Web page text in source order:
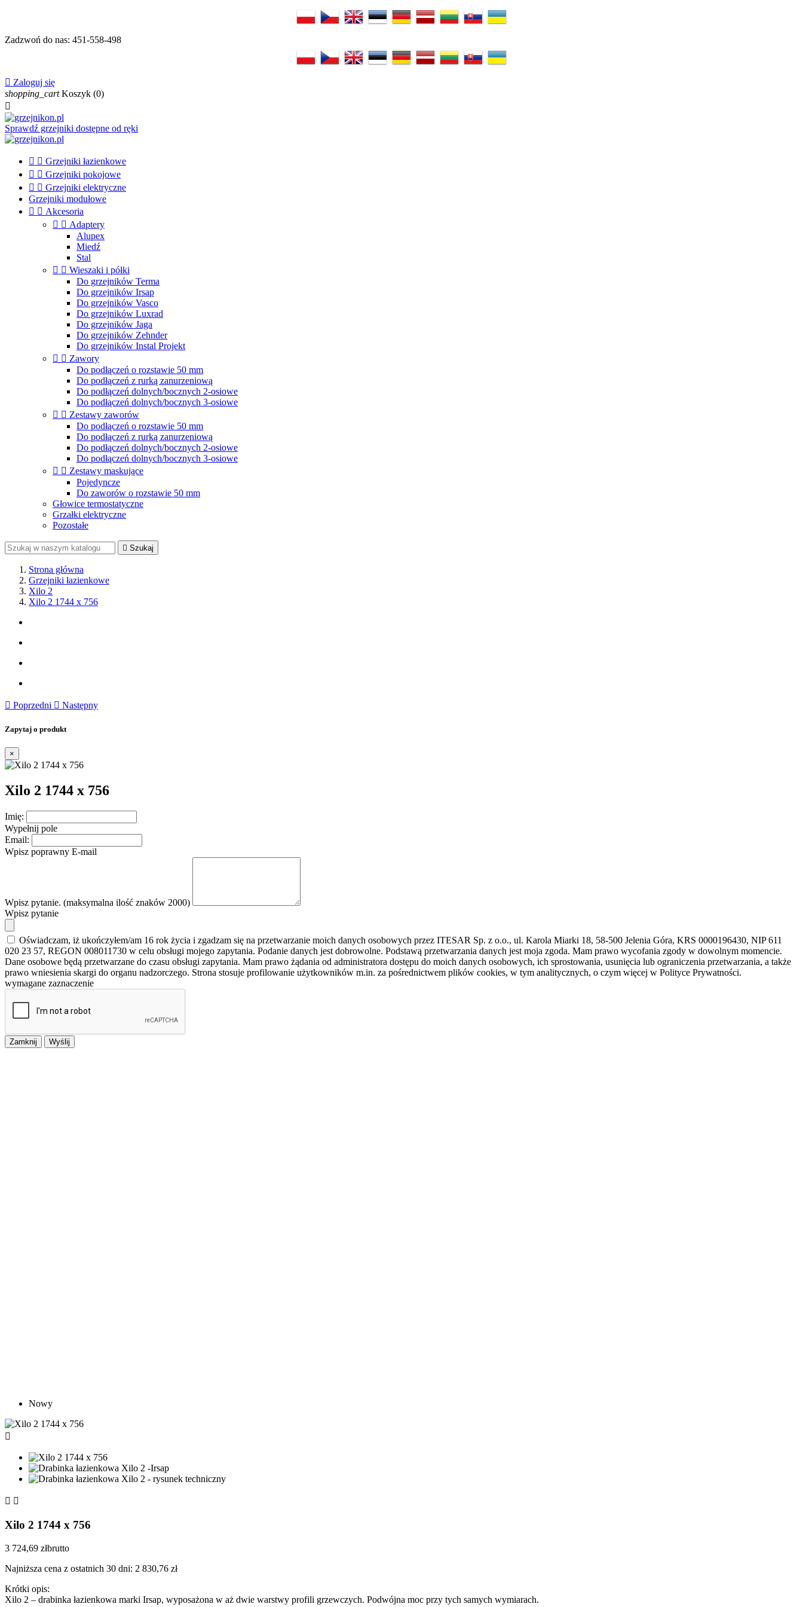
Zadzwoń do nas: 451-558-498
 Zaloguj się
shopping_cart Koszyk (0)

Sprawdź grzejniki dostępne od ręki
  Grzejniki łazienkowe
  Grzejniki pokojowe
  Grzejniki elektryczne
Grzejniki modułowe
  Akcesoria
  Adaptery
Alupex
Miedź
Stal
  Wieszaki i półki
Do grzejników Terma
Do grzejników Irsap
Do grzejników Vasco
Do grzejników Luxrad
Do grzejników Jaga
Do grzejników Zehnder
Do grzejników Instal Projekt
  Zawory
Do podłączeń o rozstawie 50 mm
Do podłączeń z rurką zanurzeniową
Do podłączeń dolnych/bocznych 2-osiowe
Do podłączeń dolnych/bocznych 3-osiowe
  Zestawy zaworów
Do podłączeń o rozstawie 50 mm
Do podłączeń z rurką zanurzeniową
Do podłączeń dolnych/bocznych 2-osiowe
Do podłączeń dolnych/bocznych 3-osiowe
  Zestawy maskujące
Pojedyncze
Do zaworów o rozstawie 50 mm
Głowice termostatyczne
Grzałki elektryczne
Pozostałe
 Szukaj
Strona główna
Grzejniki łazienkowe
Xilo 2
Xilo 2 1744 x 756
 Poprzedni  Następny
Zapytaj o produkt
×
Xilo 2 1744 x 756
Imię:
Wypełnij pole
Email:
Wpisz poprawny E-mail
Wpisz pytanie. (maksymalna ilość znaków 2000)
Wpisz pytanie
Oświadczam, iż ukończyłem/am 16 rok życia i zgadzam się na przetwarzanie moich danych osobowych przez ITESAR Sp. z o.o., ul. Karola Miarki 18, 58-500 Jelenia Góra, KRS 0000196430, NIP 611
020 23 57, REGON 008011730 w celu obsługi mojego zapytania. Podanie danych jest dobrowolne. Podstawą przetwarzania danych jest moja zgoda. Mam prawo wycofania zgody w dowolnym momencie.
Dane osobowe będą przetwarzane do czasu obsługi zapytania. Mam prawo żądania od administratora dostępu do moich danych osobowych, ich sprostowania, usunięcia lub ograniczenia przetwarzania, a także
prawo wniesienia skargi do organu nadzorczego. Strona stosuje profilowanie użytkowników m.in. za pośrednictwem plików cookies, w tym analitycznych, o czym więcej w Polityce Prywatności.
wymagane zaznaczenie
Zamknij Wyślij
Nowy

 
Xilo 2 1744 x 756
3 724,69 złbrutto
Najniższa cena z ostatnich 30 dni: 2 830,76 zł
Krótki opis:
Xilo 2 – drabinka łazienkowa marki Irsap, wyposażona w aż dwie warstwy profili grzewczych. Podwójna moc przy tych samych wymiarach.